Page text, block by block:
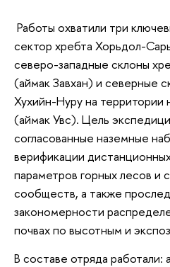
Работы охватили три
сектор хребта Хорьдол-
северо-западные склоны
(аймак Завхан) и северные
Хухийн-Нуру на территории
(аймак Увс). Цель
согласованные наземные
верификации
параметров горных лесов и
сообществ, а также
закономерности
почвах по высотным и
В составе отряда